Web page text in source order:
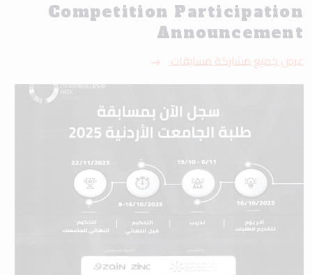
Competition Participation
Announcement
عرض جميع مشاركة مسابقات